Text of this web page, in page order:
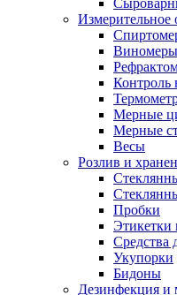
Измерительное
Виномеры
Контроль
Мерные
Мерные
Весы
Розлив и
Пробки
Этикетки
Средства
Укупорки
Бидоны
Дезинфекция и